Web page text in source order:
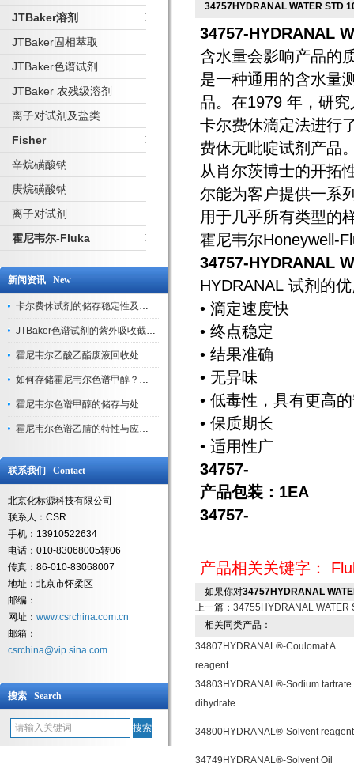
JTBaker溶剂
JTBaker固相萃取
JTBaker色谱试剂
JTBaker 农残级溶剂
离子对试剂及盐类
Fisher
辛烷磺酸钠
庚烷磺酸钠
离子对试剂
霍尼韦尔-Fluka
新闻资讯 New
卡尔费休试剂的储存稳定性及开封后有效期验证
JTBaker色谱试剂的紫外吸收截止波长与背景干扰
霍尼韦尔乙酸乙酯废液回收处理方法与环保处置建议
如何存储霍尼韦尔色谱甲醇？避光、密封、远离火源
霍尼韦尔色谱甲醇的储存与处理注意事项
霍尼韦尔色谱乙腈的特性与应用领域解析
联系我们 Contact
北京化标源科技有限公司
联系人：CSR
手机：13910522634
电话：010-83068005转06
传真：86-010-83068007
地址：北京市怀柔区
邮编：
网址： www.csrchina.com.cn
邮箱：
csrchina@vip.sina.com
搜索 Search
34757HYDRANAL WATER STD
34757-HYDRANAL
含水量会影响产品的
是一种通用的含水量
品。在1979 年，研
卡尔费休滴定法进行
费休无吡啶试剂产品
从肖尔茨博士的开拓
尔能为客户提供一系
用于几乎所有类型的
霍尼韦尔Honeywell-
34757-HYDRANAL
HYDRANAL 试剂的
• 滴定速度快
• 终点稳定
• 结果准确
• 无异味
• 低毒性，具有更高
• 保质期长
• 适用性广
34757-
产品包装：1EA
34757-
产品相关关键字：
如果你对34757HYDRANAL
上一篇： 34755HYDRANAL WATER
相关同类产品：
34807HYDRANAL®-Coulomat A
reagent
34803HYDRANAL®-Sodium tartrate
dihydrate
34800HYDRANAL®-Solvent reagent
34749HYDRANAL®-Solvent Oil